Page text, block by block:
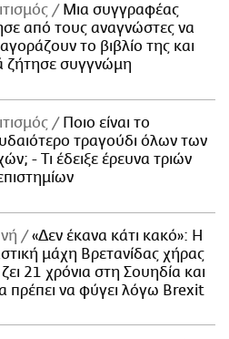
Μια συγγραφέας
από τους αναγνώστες να
το βιβλίο της και
ζήτησε συγγνώμη
Ποιο είναι το
τραγούδι όλων των
- Τι έδειξε έρευνα τριών
«Δεν έκανα κάτι κακό»: Η
μάχη Βρετανίδας χήρας
21 χρόνια στη Σουηδία και
πρέπει να φύγει λόγω Brexit